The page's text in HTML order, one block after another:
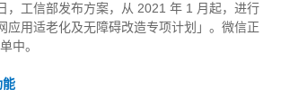
，工信部发布方案，从 2021 年 1 月起，进行
应用适老化及无障碍改造专项计划」。微信正
中。
能